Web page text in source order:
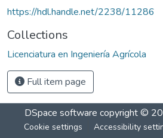
https://hdl.handle.net/2238/11286
Collections
Licenciatura en Ingeniería Agrícola
Full item page
DSpace software copyright ©
Cookie settings Accessibility